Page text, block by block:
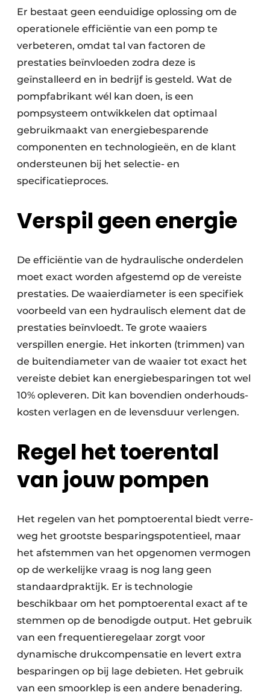
Er bestaat geen eenduidige oplossing om de
operationele efficiëntie van een pomp te
verbeteren, omdat tal van factoren de
prestaties beïnvloeden zodra deze is
geïnstalleerd en in bedrijf is gesteld. Wat de
pompfabrikant wél kan doen, is een
pompsysteem ontwikkelen dat optimaal
gebruikmaakt van energie­besparende
componenten en technologieën, en de klant
ondersteunen bij het selectie- en
specificatieproces.
Verspil geen energie
De efficiëntie van de hydraulische onderdelen
moet exact worden afgestemd op de vereiste
prestaties. De waaierdiameter is een specifiek
voorbeeld van een hydraulisch element dat de
prestaties beïnvloedt. Te grote waaiers
verspillen energie. Het inkorten (trimmen) van
de buitendiameter van de waaier tot exact het
vereiste debiet kan energiebesparingen tot wel
10% opleveren. Dit kan bovendien onderhouds­
kosten verlagen en de levensduur verlengen.
Regel het toerental
van jouw pompen
Het regelen van het pomptoerental biedt verre­
weg het grootste besparingspotentieel, maar
het afstemmen van het opgenomen vermogen
op de werkelijke vraag is nog lang geen
standaardpraktijk. Er is technologie
beschikbaar om het pomptoerental exact af te
stemmen op de benodigde output. Het gebruik
van een frequentieregelaar zorgt voor
dynamische drukcompensatie en levert extra
besparingen op bij lage debieten. Het gebruik
van een smoorklep is een andere benadering.